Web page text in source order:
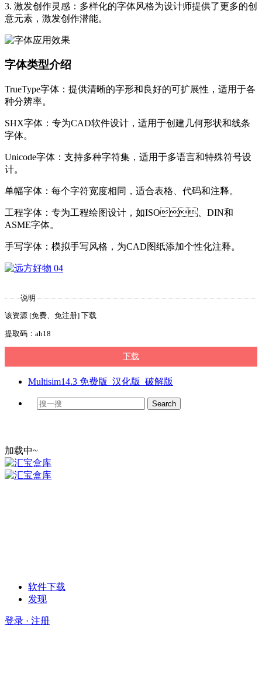
3. 激发创作灵感：多样化的字体风格为设计师提供了更多的创
意元素，激发创作潜能。
字体类型介绍
TrueType字体：提供清晰的字形和良好的可扩展性，适用于各
种分辨率。
SHX字体：专为CAD软件设计，适用于创建几何形状和线条
字体。
Unicode字体：支持多种字符集，适用于多语言和特殊符号设
计。
单幅字体：每个字符宽度相同，适合表格、代码和注释。
工程字体：专为工程绘图设计，如ISO、DIN和
ASME字体。
手写字体：模拟手写风格，为CAD图纸添加个性化注释。
说明
该资源 [免费、免注册] 下载
提取码：ah18
下载
Multisim14.3 免费版_汉化版_破解版
加载中~
软件下载
发现
登录 · 注册